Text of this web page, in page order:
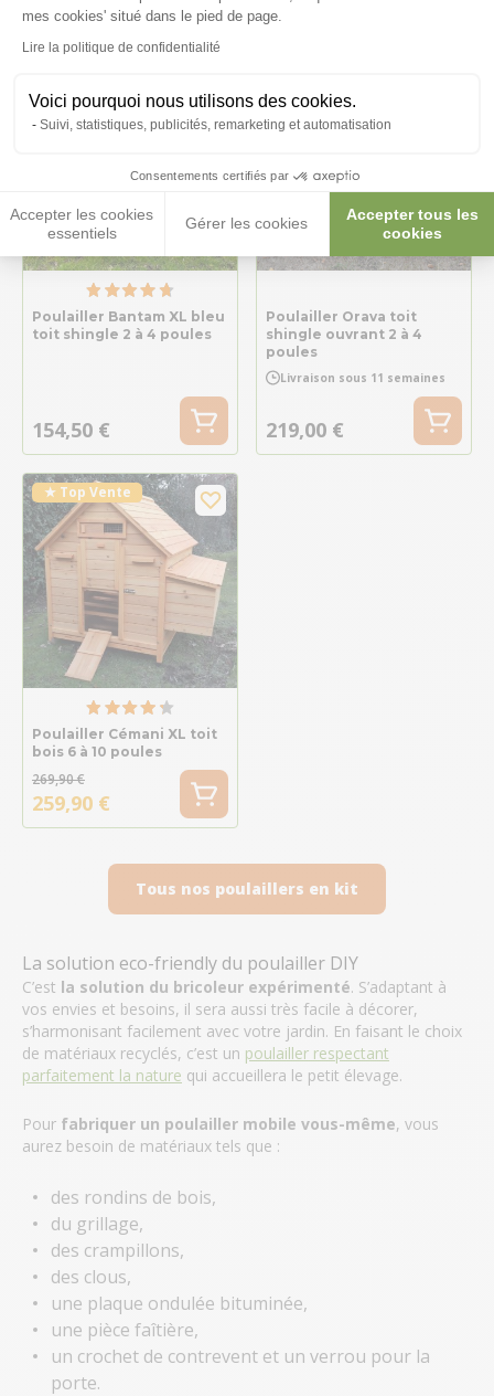
mes cookies' situé dans le pied de page.
Lire la politique de confidentialité
Voici pourquoi nous utilisons des cookies.
Suivi, statistiques, publicités, remarketing et automatisation
Consentements certifiés par
Accepter les cookies
essentiels
Gérer les cookies
Accepter tous les
cookies
Notre sélection de pooulaillers en kit :
Poulailler Bantam XL bleu
toit shingle 2 à 4 poules
154,50 €
Poulailler Orava toit
shingle ouvrant 2 à 4
poules
Livraison sous 11 semaines
219,00 €
★ Top Vente
Poulailler Cémani XL toit
bois 6 à 10 poules
269,90 €
259,90 €
Tous nos poulaillers en kit
La solution eco-friendly du poulailler DIY
C’est la solution du bricoleur expérimenté. S’adaptant à
vos envies et besoins, il sera aussi très facile à décorer,
s’harmonisant facilement avec votre jardin. En faisant le choix
de matériaux recyclés, c’est un poulailler respectant
parfaitement la nature qui accueillera le petit élevage.
Pour fabriquer un poulailler mobile vous-même, vous
aurez besoin de matériaux tels que :
des rondins de bois,
du grillage,
des crampillons,
des clous,
une plaque ondulée bituminée,
une pièce faîtière,
un crochet de contrevent et un verrou pour la
porte.